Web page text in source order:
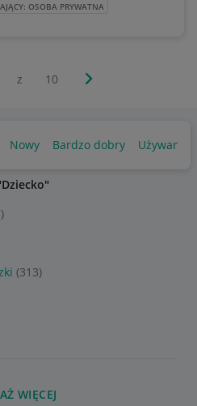
OSOBA PRYWATNA
z 10 Następna strona
Nowy Bardzo dobry Używany
(313)
WIĘCEJ